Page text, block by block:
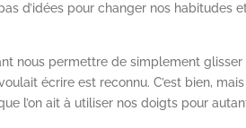
d’idées pour changer nos habitudes
nous permettre de simplement
écrire est reconnu. C’est bien,
l’on ait à utiliser nos doigts pour